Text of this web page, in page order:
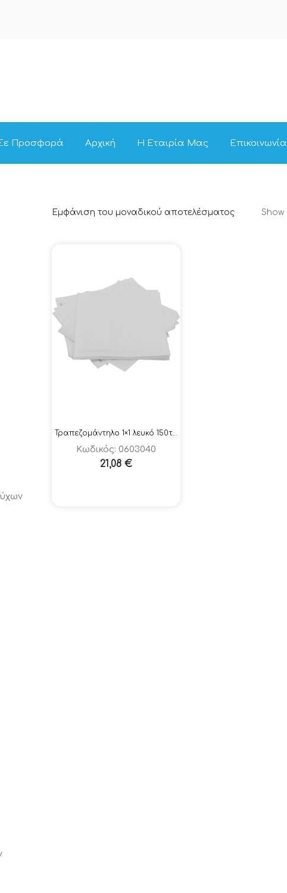
Προσφορά Αρχική Η Εταιρία Μας Επικοινωνία
Εμφάνιση του μοναδικού αποτελέσματος Show
Τραπεζομάντηλο 1×1 λευκό 150τεμ.
Κωδικός: 0603040
21,08 €